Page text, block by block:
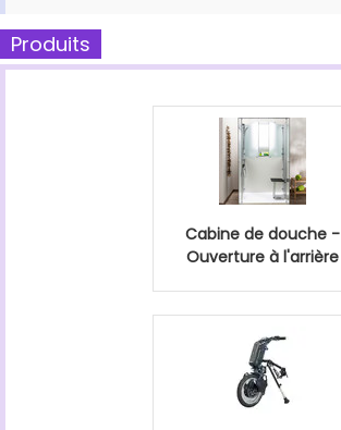
Produits
Cabine de douche -
Ouverture à l'arrière